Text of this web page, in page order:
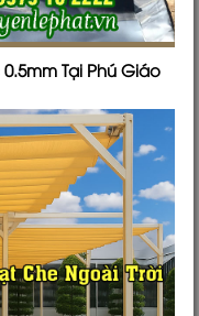
Tại Phú Giáo